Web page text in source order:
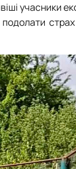
учасники
подолати